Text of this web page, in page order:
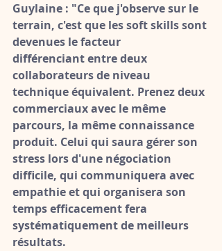
Guylaine : "Ce que j'observe sur le
terrain, c'est que les soft skills sont
devenues le facteur
différenciant entre deux
collaborateurs de niveau
technique équivalent. Prenez deux
commerciaux avec le même
parcours, la même connaissance
produit. Celui qui saura gérer son
stress lors d'une négociation
difficile, qui communiquera avec
empathie et qui organisera son
temps efficacement fera
systématiquement de meilleurs
résultats.